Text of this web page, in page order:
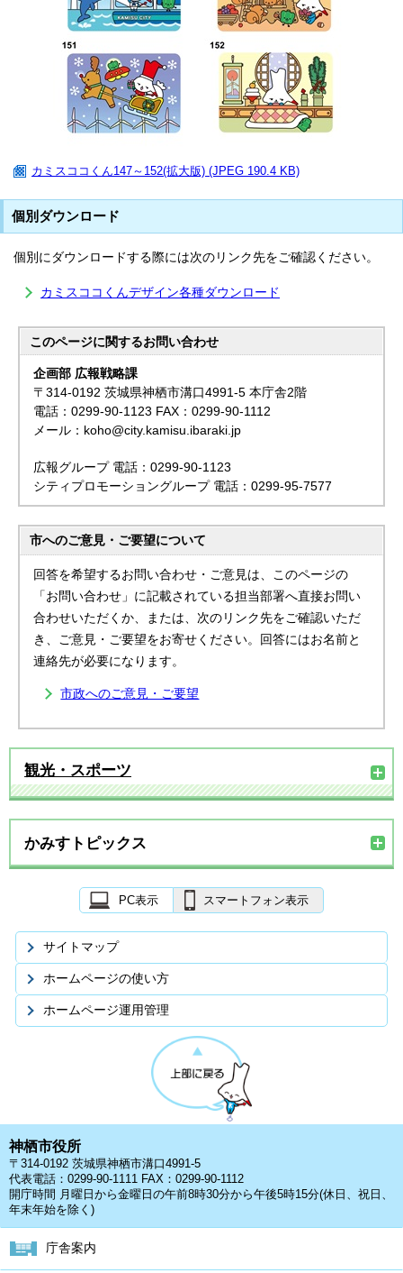
カミスココくん147～152(拡大版) (JPEG 190.4 KB)
個別ダウンロード
個別にダウンロードする際には次のリンク先をご確認ください。
カミスココくんデザイン各種ダウンロード
このページに関するお問い合わせ
企画部 広報戦略課
〒314-0192 茨城県神栖市溝口4991-5 本庁舎2階
電話：0299-90-1123 FAX：0299-90-1112
メール：koho@city.kamisu.ibaraki.jp
広報グループ 電話：0299-90-1123
シティプロモーショングループ 電話：0299-95-7577
市へのご意見・ご要望について
回答を希望するお問い合わせ・ご意見は、このページの
「お問い合わせ」に記載されている担当部署へ直接お問い
合わせいただくか、または、次のリンク先をご確認いただ
き、ご意見・ご要望をお寄せください。回答にはお名前と
連絡先が必要になります。
市政へのご意見・ご要望
観光・スポーツ
かみすトピックス
PC表示 スマートフォン表示
サイトマップ
ホームページの使い方
ホームページ運用管理
神栖市役所
〒314-0192 茨城県神栖市溝口4991-5
代表電話：0299-90-1111 FAX：0299-90-1112
開庁時間 月曜日から金曜日の午前8時30分から午後5時15分(休日、祝日、
年末年始を除く)
庁舎案内